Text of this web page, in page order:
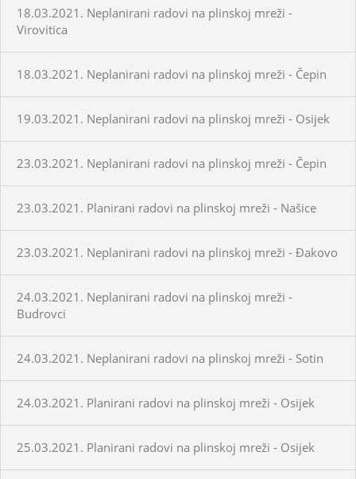
18.03.2021. Neplanirani radovi na plinskoj mreži -
Virovitica
18.03.2021. Neplanirani radovi na plinskoj mreži - Čepin
19.03.2021. Neplanirani radovi na plinskoj mreži - Osijek
23.03.2021. Neplanirani radovi na plinskoj mreži - Čepin
23.03.2021. Planirani radovi na plinskoj mreži - Našice
23.03.2021. Neplanirani radovi na plinskoj mreži - Đakovo
24.03.2021. Neplanirani radovi na plinskoj mreži -
Budrovci
24.03.2021. Neplanirani radovi na plinskoj mreži - Sotin
24.03.2021. Planirani radovi na plinskoj mreži - Osijek
25.03.2021. Planirani radovi na plinskoj mreži - Osijek